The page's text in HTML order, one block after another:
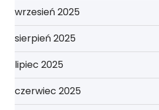
wrzesień 2025
sierpień 2025
lipiec 2025
czerwiec 2025